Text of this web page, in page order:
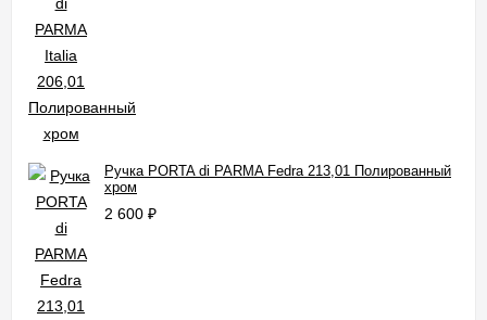
Ручка PORTA di PARMA Fedra 213,01 Полированный
хром
2 600 ₽